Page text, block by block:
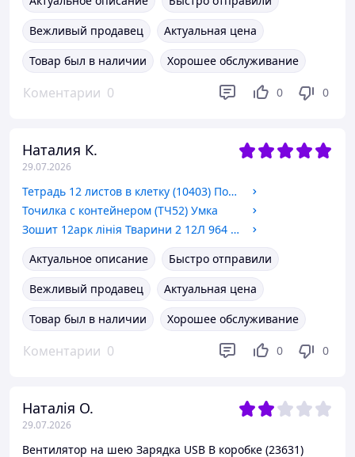
Вежливый продавец
Актуальная цена
Товар был в наличии
Хорошее обслуживание
Коментарии 0 0 0
Наталия К.
29.07.2026
Тетрадь 12 листов в клетку (10403) Полиграфист
Точилка с контейнером (ТЧ52) Умка
Зошит 12арк лінія Тварини 2 12Л 964 (32шт в уп)
Актуальное описание
Быстро отправили
Вежливый продавец
Актуальная цена
Товар был в наличии
Хорошее обслуживание
Коментарии 0 0 0
Наталія О.
29.07.2026
Вентилятор на шею Зарядка USB В коробке (23631)